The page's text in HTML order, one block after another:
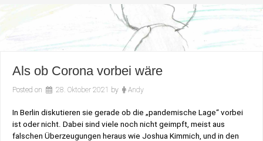
Als ob Corona vorbei wäre
Posted on 28. Oktober 2021 by Andy
In Berlin diskutieren sie gerade ob die „pandemische Lage“ vorbei
ist oder nicht. Dabei sind viele noch nicht geimpft, meist aus
falschen Überzeugungen heraus wie Joshua Kimmich, und in den